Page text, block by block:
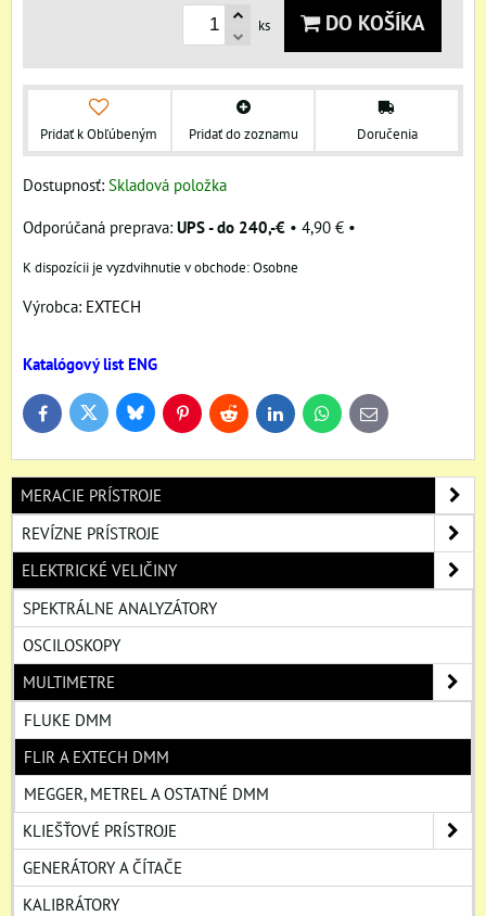
ks DO KOŠÍKA
Pridať k Obľúbeným Pridať do zoznamu Doručenia
Dostupnosť: Skladová položka
UPS - do 240,-€ • 4,90 € •
Osobne
Výrobca: EXTECH
Katalógový list ENG
FacebookTwitter BlueskyPinterestReddit LinkedInWhatsApp
E-
mail
MERACIE PRÍSTROJE
REVÍZNE PRÍSTROJE
ELEKTRICKÉ VELIČINY
SPEKTRÁLNE ANALYZÁTORY
OSCILOSKOPY
MULTIMETRE
FLUKE DMM
FLIR A EXTECH DMM
MEGGER, METREL A OSTATNÉ DMM
KLIEŠŤOVÉ PRÍSTROJE
GENERÁTORY A ČÍTAČE
KALIBRÁTORY